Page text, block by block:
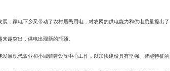
家电下乡又带动了农村居民用电，对农网的供电能力和供电质量提出了
越突出，供电出现新的瓶颈。
现代农业和小城镇建设等中心工作，以加快建设具有坚强、智能特征的